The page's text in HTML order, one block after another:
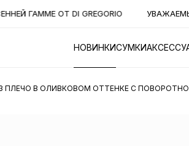
ГАММЕ ОТ DI GREGORIO
НОВИНКИСУМКИ
ПЛЕЧО В ОЛИВКОВОМ ОТТЕНКЕ С